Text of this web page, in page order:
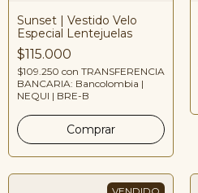
Sunset | Vestido Velo
Especial Lentejuelas
$115.000
$109.250 con TRANSFERENCIA
BANCARIA: Bancolombia |
NEQUI | BRE-B